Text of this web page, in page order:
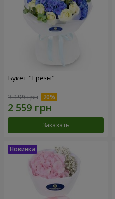
Букет "Грезы"
3 199 грн
Заказать